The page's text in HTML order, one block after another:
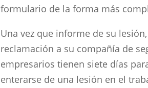
formulario de la forma más
Una vez que informe de su
reclamación a su compañía de
empresarios tienen siete días
enterarse de una lesión en el